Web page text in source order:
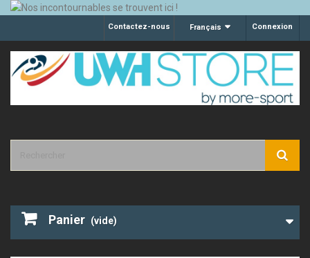
Connexion
Français
Contactez-nous
Panier (vide)